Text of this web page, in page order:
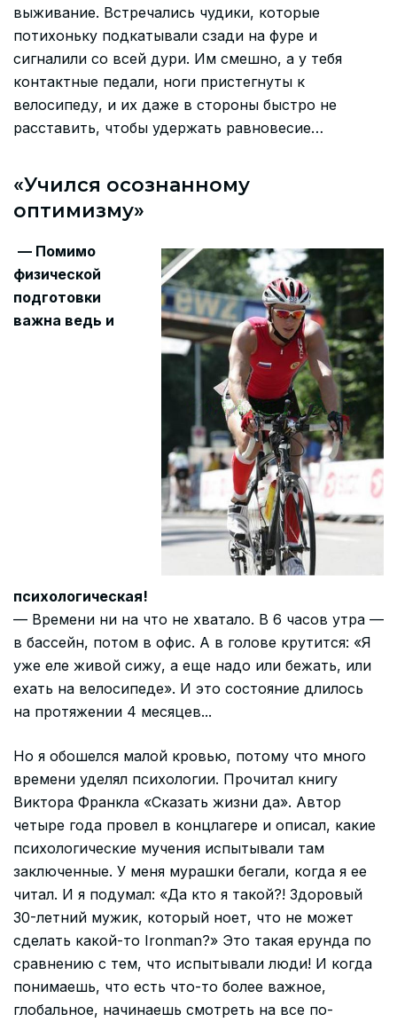
выживание. Встречались чудики, которые
потихоньку подкатывали сзади на фуре и
сигналили со всей дури. Им смешно, а у тебя
контактные педали, ноги пристегнуты к
велосипеду, и их даже в стороны быстро не
расставить, чтобы удержать равновесие…
«Учился осознанному
оптимизму»
— Помимо
физической
подготовки
важна ведь и
психологическая!
— Времени ни на что не хватало. В 6 часов утра —
в бассейн, потом в офис. А в голове крутится: «Я
уже еле живой сижу, а еще надо или бежать, или
ехать на велосипеде». И это состояние длилось
на протяжении 4 месяцев...
Но я обошелся малой кровью, потому что много
времени уделял психологии. Прочитал книгу
Виктора Франкла «Сказать жизни да». Автор
четыре года провел в концлагере и описал, какие
психологические мучения испытывали там
заключенные. У меня мурашки бегали, когда я ее
читал. И я подумал: «Да кто я такой?! Здоровый
30-летний мужик, который ноет, что не может
сделать какой-то Ironman?» Это такая ерунда по
сравнению с тем, что испытывали люди! И когда
понимаешь, что есть что-то более важное,
глобальное, начинаешь смотреть на все по-